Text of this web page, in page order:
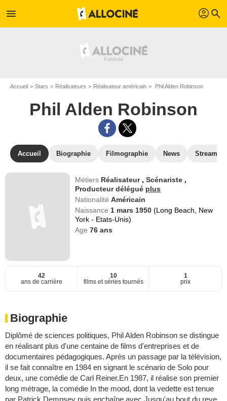
menu profil search
Accueil Stars Réalisateurs Réalisateur américain Phil Alden Robinson
Phil Alden Robinson
Accueil Biographie Filmographie News Streaming
Métiers Réalisateur ,Scénariste ,
Producteur délégué plus
NationalitéAméricain
Naissance 1 mars 1950(Long Beach, New
York - Etats-Unis)
Age76 ans
42
ans de carrière
10
films et séries tournés
1
prix
Biographie
Diplômé de sciences politiques, Phil Alden Robinson se distingue
en réalisant plus d'une centaine de films d'entreprises et de
documentaires pédagogiques. Après un passage par la télévision,
il se fait connaître en 1984 en signant le scénario de Solo pour
deux, une comédie de Carl Reiner.En 1987, il réalise son premier
long métrage, la comédie In the mood, dont la vedette est tenue
par Patrick Dempsey puis enchaîne avec Jusqu'au bout du reve,